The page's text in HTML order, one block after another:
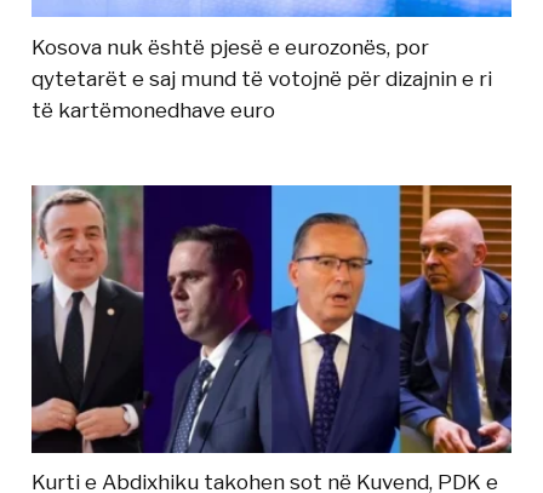
Kosova nuk është pjesë e eurozonës, por
qytetarët e saj mund të votojnë për dizajnin e ri
të kartëmonedhave euro
Kurti e Abdixhiku takohen sot në Kuvend, PDK e